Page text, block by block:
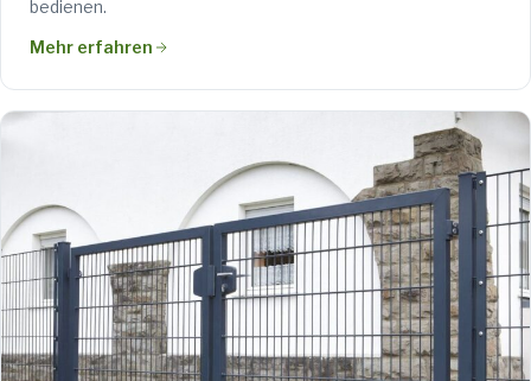
bedienen.
Mehr erfahren